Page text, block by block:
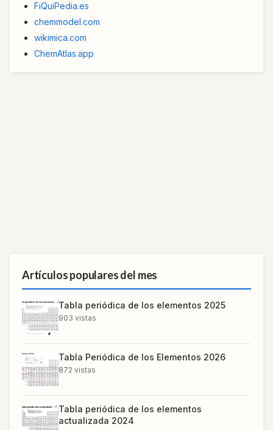
FiQuiPedia.es
chemmodel.com
wikimica.com
ChemAtlas.app
Artículos populares del mes
Tabla periódica de los elementos 2025
903 vistas
Tabla Periódica de los Elementos 2026
872 vistas
Tabla periódica de los elementos
actualizada 2024